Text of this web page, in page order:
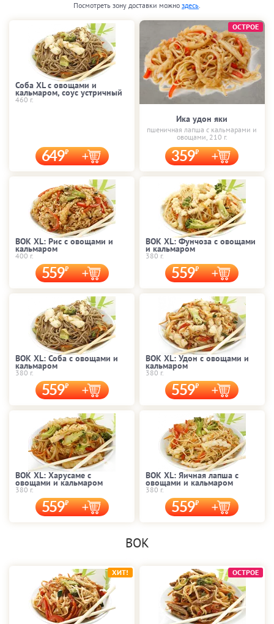
Посмотреть зону доставки можно здесь.
Соба XL с овощами и
кальмаром, соус устричный
460 г.
649
Ика удон яки
пшеничная лапша с кальмарами и
овощами, 210 г.
359
ОСТРОЕ
ВОК XL: Рис с овощами и
кальмаром
400 г.
559
ВОК XL: Фунчоза с овощами
и кальмаром
380 г.
559
ВОК XL: Соба с овощами и
кальмаром
380 г.
559
ВОК XL: Удон с овощами и
кальмаром
380 г.
559
ВОК XL: Харусаме с
овощами и кальмаром
380 г.
559
ВОК XL: Яичная лапша с
овощами и кальмаром
380 г.
559
ВОК
ХИТ! ОСТРОЕ